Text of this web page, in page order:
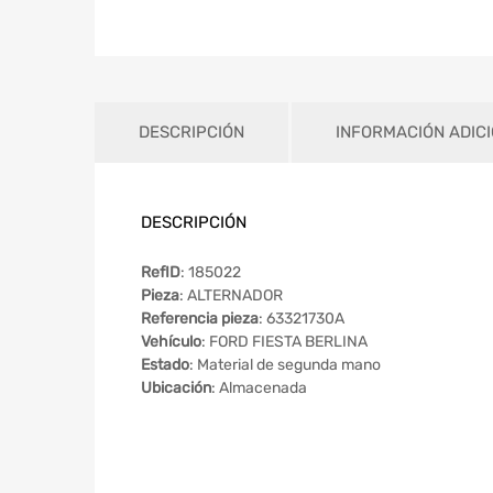
DESCRIPCIÓN INFORMACIÓN
DESCRIPCIÓN
RefID: 185022
Pieza: ALTERNADOR
Referencia pieza: 63321730A
Vehículo: FORD FIESTA BERLINA
Estado: Material de segunda mano
Ubicación: Almacenada